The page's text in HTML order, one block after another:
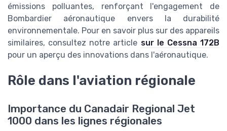
émissions polluantes, renforçant l'engagement de
Bombardier aéronautique envers la durabilité
environnementale. Pour en savoir plus sur des appareils
similaires, consultez notre article sur le Cessna 172B
pour un aperçu des innovations dans l'aéronautique.
Rôle dans l'aviation régionale
Importance du Canadair Regional Jet
1000 dans les lignes régionales